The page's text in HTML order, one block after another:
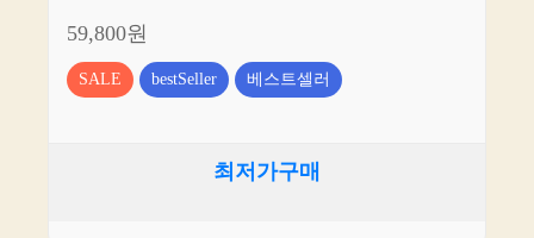
59,800원
SALE bestSeller 베스트셀러
최저가구매